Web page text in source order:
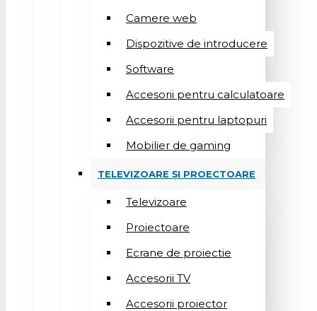
Camere web
Dispozitive de introducere
Software
Accesorii pentru calculatoare
Accesorii pentru laptopuri
Mobilier de gaming
TELEVIZOARE ȘI PROECTOARE
Televizoare
Proiectoare
Ecrane de proiectie
Accesorii TV
Accesorii proiector